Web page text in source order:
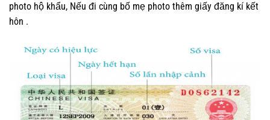
photo hộ khẩu, Nếu đi cùng bố mẹ photo thêm giấy đăng kí kết
hôn .